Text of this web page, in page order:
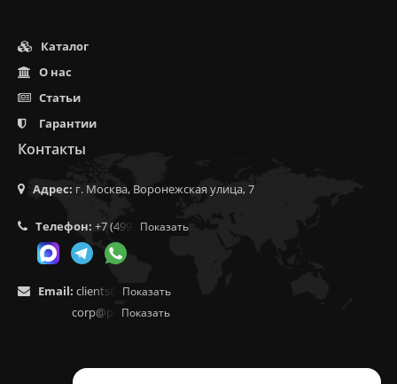
Каталог
О нас
Статьи
Гарантии
Контакты
Адрес: г. Москва, Воронежская улица, 7
Телефон: +7 (499) 350-55-05
Показать
Email: clients@f9.market
Показать
corp@phoenix9.ru
Показать